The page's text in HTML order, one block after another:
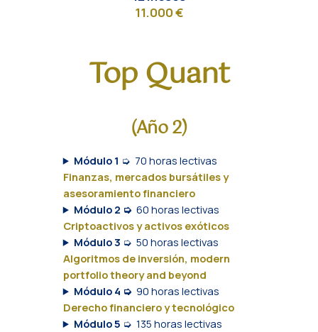
11.000 €
Top Quant
(Año 2)
Módulo 1 ➭ 70 horas lectivas
Finanzas, mercados bursátiles y
asesoramiento financiero
Módulo 2 ➭60 horas lectivas
Criptoactivos y activos exóticos
Módulo 3 ➭50 horas lectivas
Algoritmos de inversión, modern
portfolio theory and beyond
Módulo 4 ➭ 90 horas lectivas
Derecho financiero y tecnológico
Módulo 5 ➭135 horas lectivas